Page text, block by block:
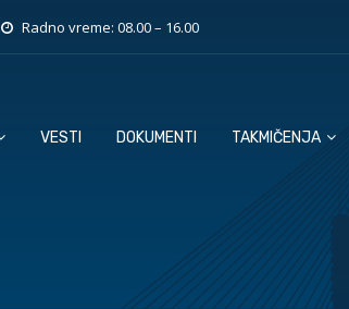
Radno vreme: 08.00 – 16.00
VESTI DOKUMENTI TAKMIČENJA